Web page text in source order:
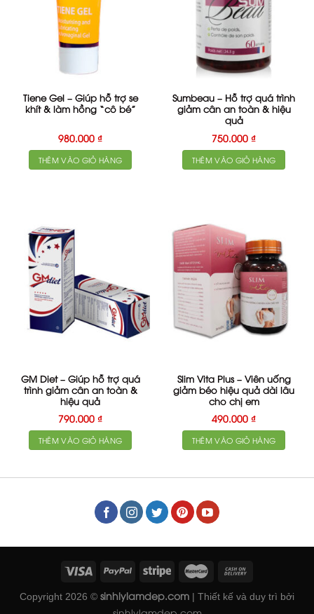
Tiene Gel – Giúp hỗ trợ se
khít & làm hồng “cô bé”
980.000 ₫
THÊM VÀO GIỎ HÀNG
Sumbeau – Hỗ trợ quá trình
giảm cân an toàn & hiệu
quả
750.000 ₫
THÊM VÀO GIỎ HÀNG
GM Diet – Giúp hỗ trợ quá
trình giảm cân an toàn &
hiệu quả
790.000 ₫
THÊM VÀO GIỎ HÀNG
Slim Vita Plus – Viên uống
giảm béo hiệu quả dài lâu
cho chị em
490.000 ₫
THÊM VÀO GIỎ HÀNG
Copyright 2026 © sinhlylamdep.com | Thiết kế và duy trì bởi